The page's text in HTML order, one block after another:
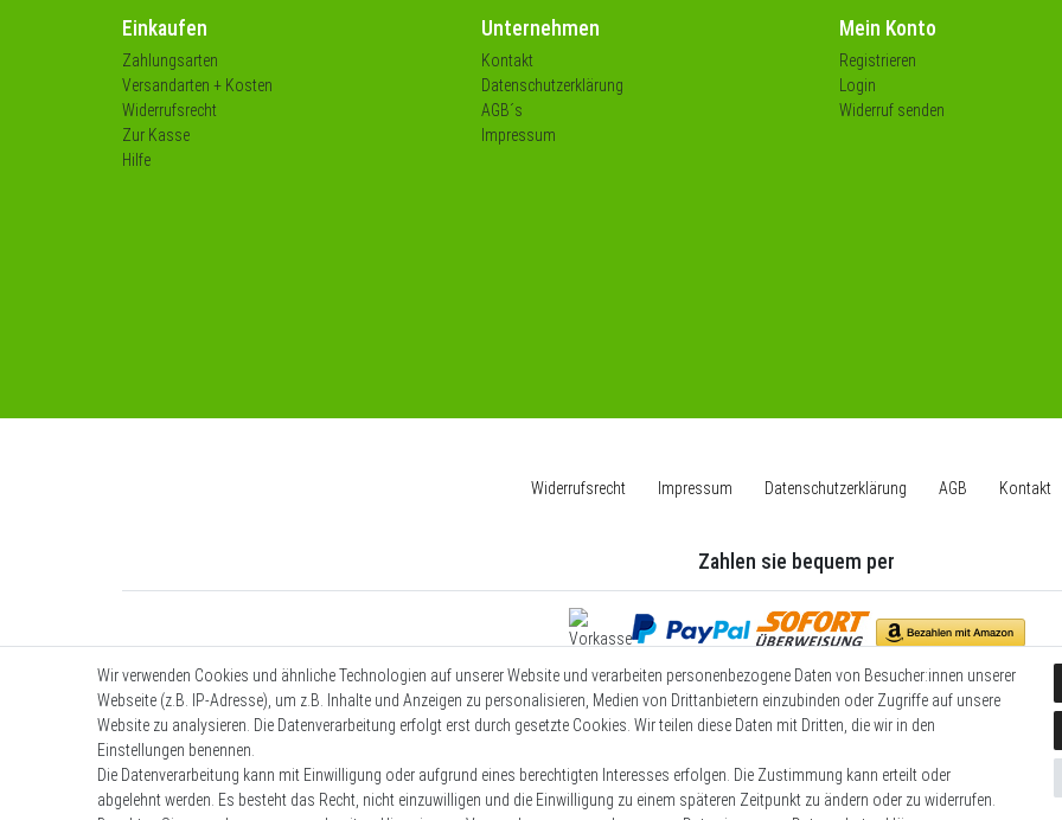
Einkaufen
Zahlungsarten
Versandarten + Kosten
Widerrufsrecht
Zur Kasse
Hilfe
Unternehmen
Kontakt
Datenschutzerklärung
AGB´s
Impressum
Mein Konto
Registrieren
Login
Widerruf senden
Widerrufs­recht Impressum Daten­schutz­erklärung AGB Kontakt
Zahlen sie bequem per
Wir versenden mit
Wir verwenden Cookies und ähnliche Technologien auf unserer Website und verarbeiten personenbezogene Daten von Besucher:innen unserer
Webseite (z.B. IP-Adresse), um z.B. Inhalte und Anzeigen zu personalisieren, Medien von Drittanbietern einzubinden oder Zugriffe auf unsere
Website zu analysieren. Die Datenverarbeitung erfolgt erst durch gesetzte Cookies. Wir teilen diese Daten mit Dritten, die wir in den
Einstellungen benennen.
Die Datenverarbeitung kann mit Einwilligung oder aufgrund eines berechtigten Interesses erfolgen. Die Zustimmung kann erteilt oder
abgelehnt werden. Es besteht das Recht, nicht einzuwilligen und die Einwilligung zu einem späteren Zeitpunkt zu ändern oder zu widerrufen.
© Copyright 2026 | Alle Rechte vorbehalten.